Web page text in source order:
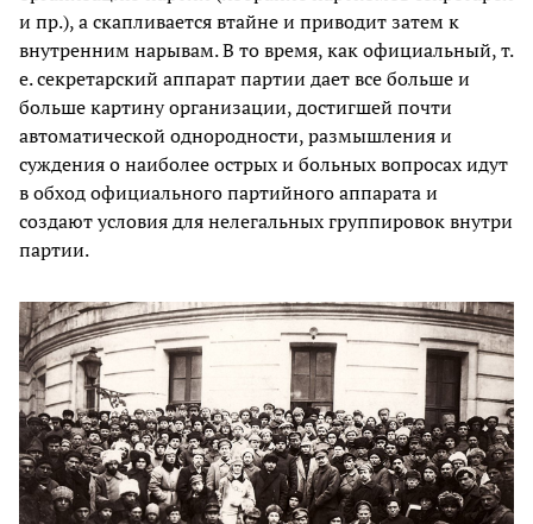
и пр.), а скапливается втайне и приводит затем к
внутренним нарывам. В то время, как официальный, т.
е. секретарский аппарат партии дает все больше и
больше картину организации, достигшей почти
автоматической однородности, размышления и
суждения о наиболее острых и больных вопросах идут
в обход официального партийного аппарата и
создают условия для нелегальных группировок внутри
партии.